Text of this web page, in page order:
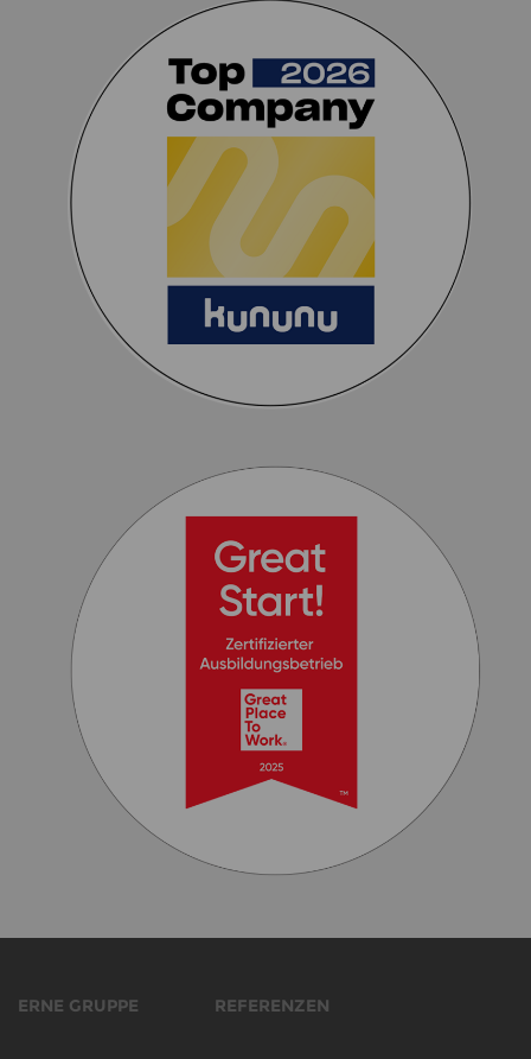
ERNE GRUPPE REFERENZEN